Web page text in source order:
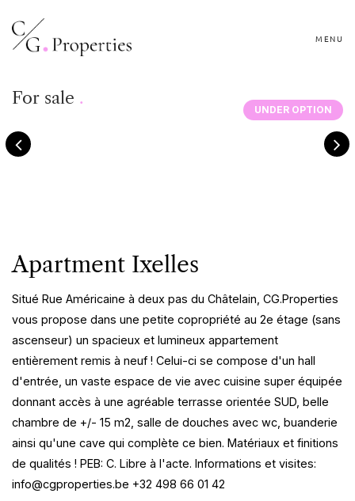
MENU
For sale .
UNDER OPTION
Apartment Ixelles
Situé Rue Américaine à deux pas du Châtelain, CG.Properties
vous propose dans une petite copropriété au 2e étage (sans
ascenseur) un spacieux et lumineux appartement
entièrement remis à neuf ! Celui-ci se compose d'un hall
d'entrée, un vaste espace de vie avec cuisine super équipée
donnant accès à une agréable terrasse orientée SUD, belle
chambre de +/- 15 m2, salle de douches avec wc, buanderie
ainsi qu'une cave qui complète ce bien. Matériaux et finitions
de qualités ! PEB: C. Libre à l'acte. Informations et visites:
info@cgproperties.be +32 498 66 01 42